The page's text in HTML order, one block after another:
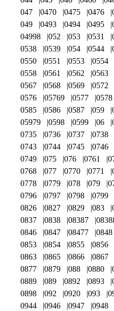
047
0470 0475 0476
049
0493 0494 0495
04998
052 053 0531
0538
0539 054 0544
0550
0551 0553 0554
0558
0561 0562 0563
0567
0568 0569 0572
0576
05769 0577 0578
0585
0586 0587 059
05979
0598 0599 06
0735
0736 0737 0738
0743
0744 0745 0746
0749
075 076 0761
0768
077 0770 0771
0778
0779 078 079
0796
0797 0798 0799
0826
0827 0829 083
0837
0838 08387
0846
0847 08477 0848
0853
0854 0855 0856
0863
0865 0866 0867
0877
0879 088 0880
0889
089 0892 0893
0898
092 0920 093
0944
0946 0947 0948